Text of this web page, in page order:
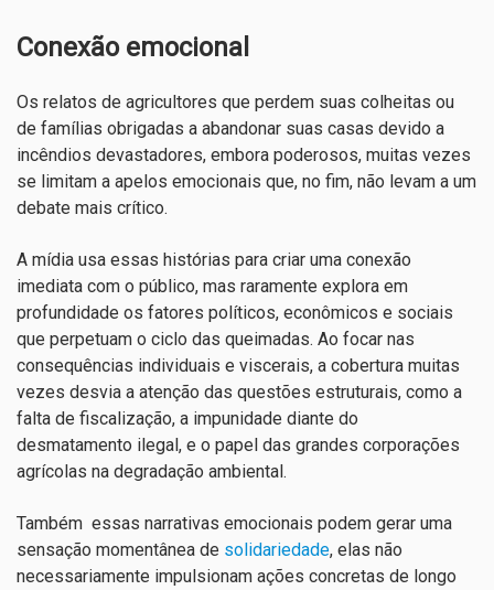
Conexão emocional
Os relatos de agricultores que perdem suas colheitas ou
de famílias obrigadas a abandonar suas casas devido a
incêndios devastadores, embora poderosos, muitas vezes
se limitam a apelos emocionais que, no fim, não levam a um
debate mais crítico.
A mídia usa essas histórias para criar uma conexão
imediata com o público, mas raramente explora em
profundidade os fatores políticos, econômicos e sociais
que perpetuam o ciclo das queimadas. Ao focar nas
consequências individuais e viscerais, a cobertura muitas
vezes desvia a atenção das questões estruturais, como a
falta de fiscalização, a impunidade diante do
desmatamento ilegal, e o papel das grandes corporações
agrícolas na degradação ambiental.
Também essas narrativas emocionais podem gerar uma
sensação momentânea de solidariedade, elas não
necessariamente impulsionam ações concretas de longo